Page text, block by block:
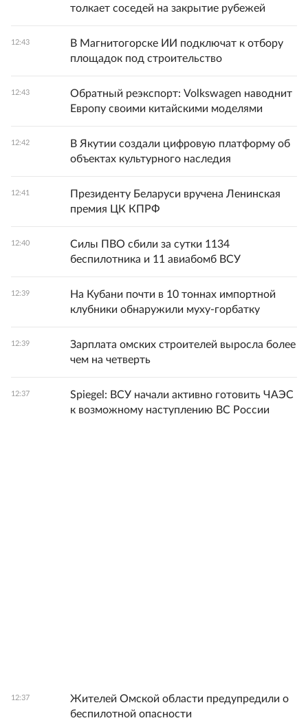
толкает соседей на закрытие рубежей
12:43
В Магнитогорске ИИ подключат к отбору
площадок под строительство
12:43
Обратный реэкспорт: Volkswagen наводнит
Европу своими китайскими моделями
12:42
В Якутии создали цифровую платформу об
объектах культурного наследия
12:41
Президенту Беларуси вручена Ленинская
премия ЦК КПРФ
12:40
Силы ПВО сбили за сутки 1134
беспилотника и 11 авиабомб ВСУ
12:39
На Кубани почти в 10 тоннах импортной
клубники обнаружили муху‑горбатку
12:39
Зарплата омских строителей выросла более
чем на четверть
12:37
Spiegel: ВСУ начали активно готовить ЧАЭС
к возможному наступлению ВС России
12:37
Жителей Омской области предупредили о
беспилотной опасности